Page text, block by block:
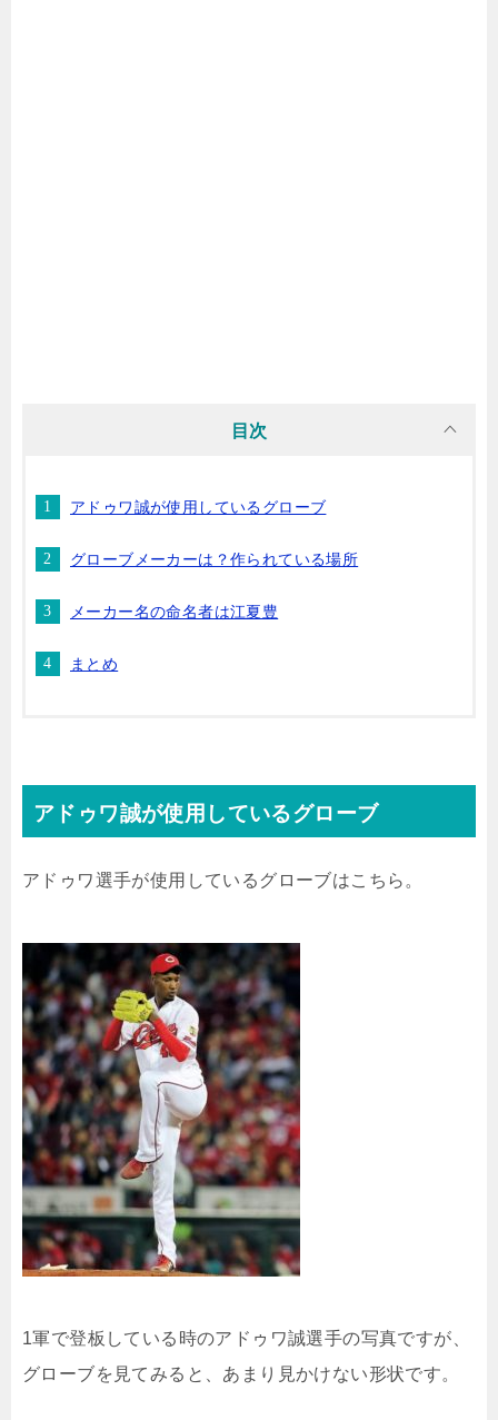
目次
アドゥワ誠が使用しているグローブ
グローブメーカーは？作られている場所
メーカー名の命名者は江夏豊
まとめ
アドゥワ誠が使用しているグローブ
アドゥワ選手が使用しているグローブはこちら。
1軍で登板している時のアドゥワ誠選手の写真ですが、
グローブを見てみると、あまり見かけない形状です。